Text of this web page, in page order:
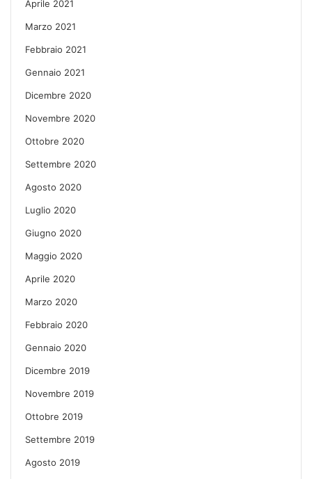
Aprile 2021
Marzo 2021
Febbraio 2021
Gennaio 2021
Dicembre 2020
Novembre 2020
Ottobre 2020
Settembre 2020
Agosto 2020
Luglio 2020
Giugno 2020
Maggio 2020
Aprile 2020
Marzo 2020
Febbraio 2020
Gennaio 2020
Dicembre 2019
Novembre 2019
Ottobre 2019
Settembre 2019
Agosto 2019